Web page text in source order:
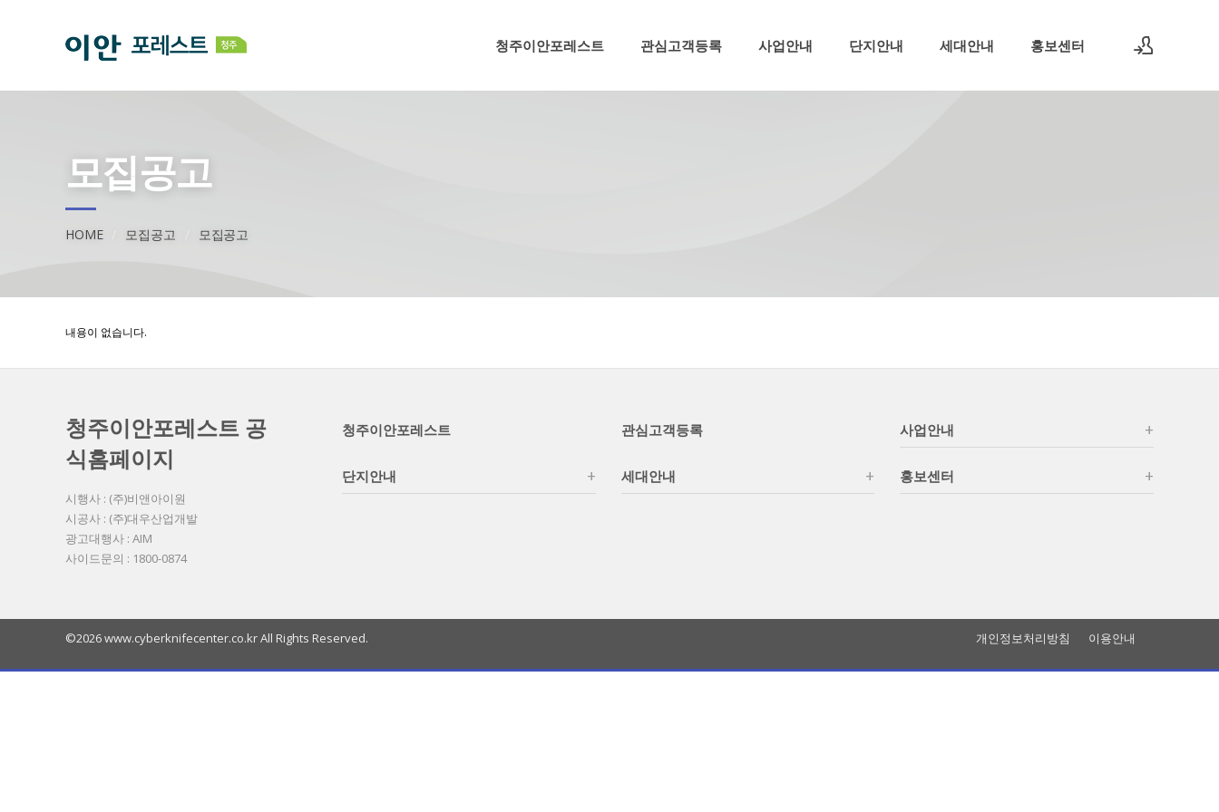
청주이안포레스트 관심고객등록 사업안내 단지안내 세대안내 홍보센터
모집공고
HOME 모집공고 모집공고
내용이 없습니다.
청주이안포레스트 공
식홈페이지
시행사 : (주)비앤아이원
시공사 : (주)대우산업개발
광고대행사 : AIM
사이드문의 : 1800-0874
청주이안포레스트 관심고객등록 사업안내
단지안내 세대안내 홍보센터
©2026 www.cyberknifecenter.co.kr All Rights Reserved. 이용안내
개인정보처리방침